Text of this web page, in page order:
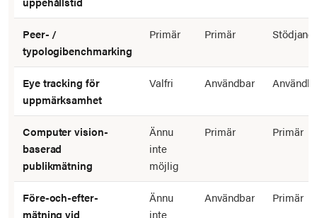
Peer- /
typologibenchmarking
Primär Primär
Eye tracking för
uppmärksamhet
Valfri Användbar
Computer vision-
baserad
publikmätning
Ännu
inte
möjlig
Primär Primär
Före-och-efter-
mätning vid
Ännu
inte
Användbar Primär